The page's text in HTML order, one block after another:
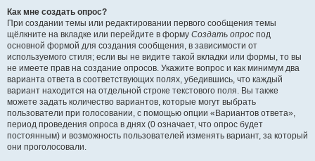
Как мне создать опрос?
При создании темы или редактировании первого сообщения темы
щёлкните на вкладке или перейдите в форму Создать опрос под
основной формой для создания сообщения, в зависимости от
используемого стиля; если вы не видите такой вкладки или формы, то вы
не имеете прав на создание опросов. Укажите вопрос и как минимум два
варианта ответа в соответствующих полях, убедившись, что каждый
вариант находится на отдельной строке текстового поля. Вы также
можете задать количество вариантов, которые могут выбрать
пользователи при голосовании, с помощью опции «Вариантов ответа»,
период проведения опроса в днях (0 означает, что опрос будет
постоянным) и возможность пользователей изменять вариант, за который
они проголосовали.